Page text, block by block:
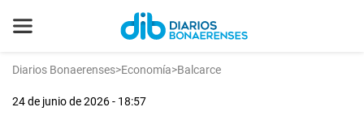
Diarios Bonaerenses>Economía>Balcarce
24 de junio de 2026 - 18:57